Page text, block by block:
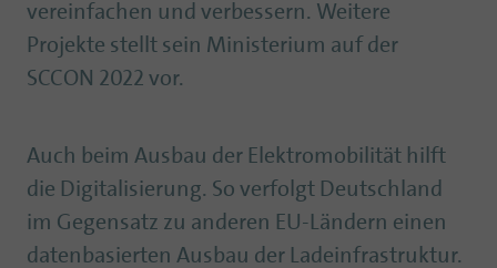
vereinfachen und verbessern. Weitere
Projekte stellt sein Ministerium auf der
SCCON 2022 vor.
Auch beim Ausbau der Elektromobilität hilft
die Digitalisierung. So verfolgt Deutschland
im Gegensatz zu anderen EU-Ländern einen
datenbasierten Ausbau der Ladeinfrastruktur.